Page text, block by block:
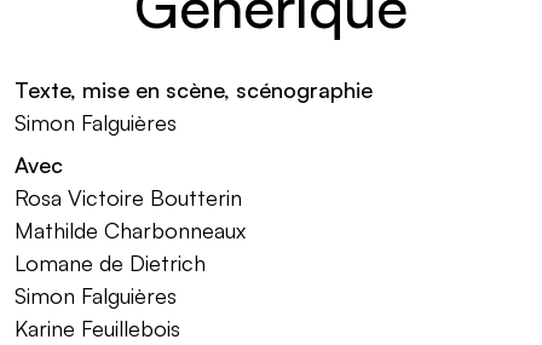
Texte, mise en scène, scénographie
Simon Falguières
Avec
Rosa Victoire Boutterin
Mathilde Charbonneaux
Lomane de Dietrich
Simon Falguières
Karine Feuillebois